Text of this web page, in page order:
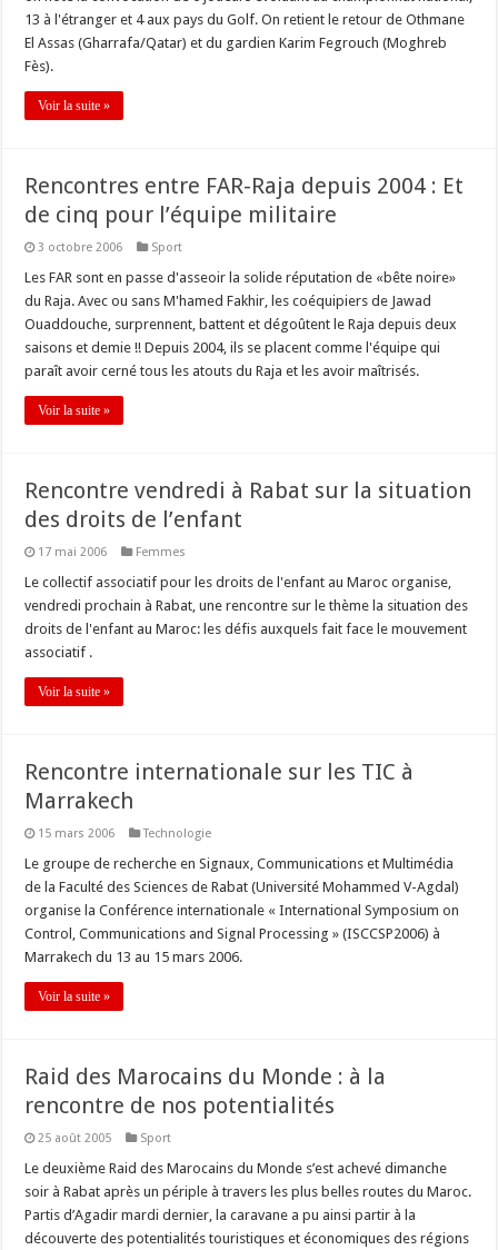
13 à l'étranger et 4 aux pays du Golf. On retient le retour de Othmane
El Assas (Gharrafa/Qatar) et du gardien Karim Fegrouch (Moghreb
Fès).
Voir la suite »
Rencontres entre FAR-Raja depuis 2004 : Et
de cinq pour l’équipe militaire
3 octobre 2006 Sport
Les FAR sont en passe d'asseoir la solide réputation de «bête noire»
du Raja. Avec ou sans M'hamed Fakhir, les coéquipiers de Jawad
Ouaddouche, surprennent, battent et dégoûtent le Raja depuis deux
saisons et demie !! Depuis 2004, ils se placent comme l'équipe qui
paraît avoir cerné tous les atouts du Raja et les avoir maîtrisés.
Voir la suite »
Rencontre vendredi à Rabat sur la situation
des droits de l’enfant
17 mai 2006 Femmes
Le collectif associatif pour les droits de l'enfant au Maroc organise,
vendredi prochain à Rabat, une rencontre sur le thème la situation des
droits de l'enfant au Maroc: les défis auxquels fait face le mouvement
associatif .
Voir la suite »
Rencontre internationale sur les TIC à
Marrakech
15 mars 2006 Technologie
Le groupe de recherche en Signaux, Communications et Multimédia
de la Faculté des Sciences de Rabat (Université Mohammed V-Agdal)
organise la Conférence internationale « International Symposium on
Control, Communications and Signal Processing » (ISCCSP2006) à
Marrakech du 13 au 15 mars 2006.
Voir la suite »
Raid des Marocains du Monde : à la
rencontre de nos potentialités
25 août 2005 Sport
Le deuxième Raid des Marocains du Monde s’est achevé dimanche
soir à Rabat après un périple à travers les plus belles routes du Maroc.
Partis d’Agadir mardi dernier, la caravane a pu ainsi partir à la
découverte des potentialités touristiques et économiques des régions